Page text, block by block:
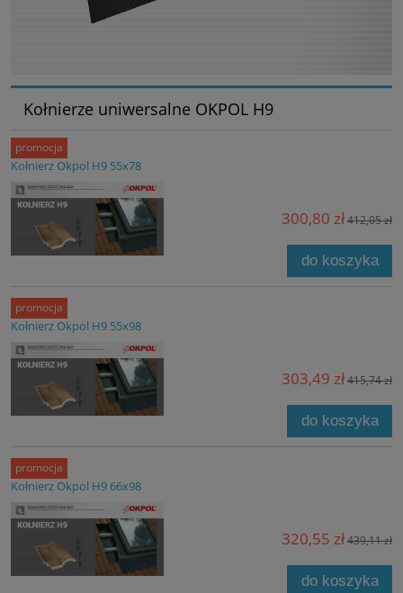
Kołnierze uniwersalne OKPOL H9
Kołnierz Okpol H9 55x78
300,80 zł412,05 zł
do koszyka
promocja
Kołnierz Okpol H9 55x98
303,49 zł415,74 zł
do koszyka
promocja
Kołnierz Okpol H9 66x98
320,55 zł439,11 zł
do koszyka
promocja